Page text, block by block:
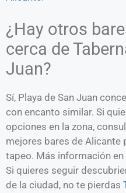
¿Hay otros
cerca de
Juan?
Sí, Playa de San Juan
con encanto similar. Si
opciones en la zona,
mejores bares de Alicante
tapeo. Más información en
Si quieres seguir
de la ciudad, no te pierdas